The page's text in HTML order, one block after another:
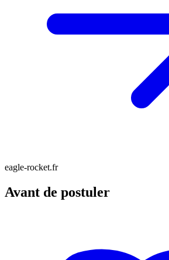
eagle-rocket.fr
Avant de postuler